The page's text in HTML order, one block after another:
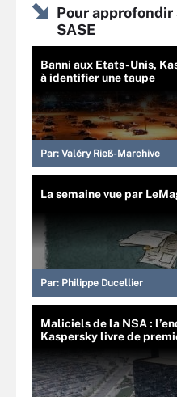
Pour
SASE
Banni aux Etats-Unis,
à identifier une taupe
Par: Valéry Rieß-Marchive
La semaine vue par
Par: Philippe Ducellier
Maliciels de la NSA :
Kaspersky livre de